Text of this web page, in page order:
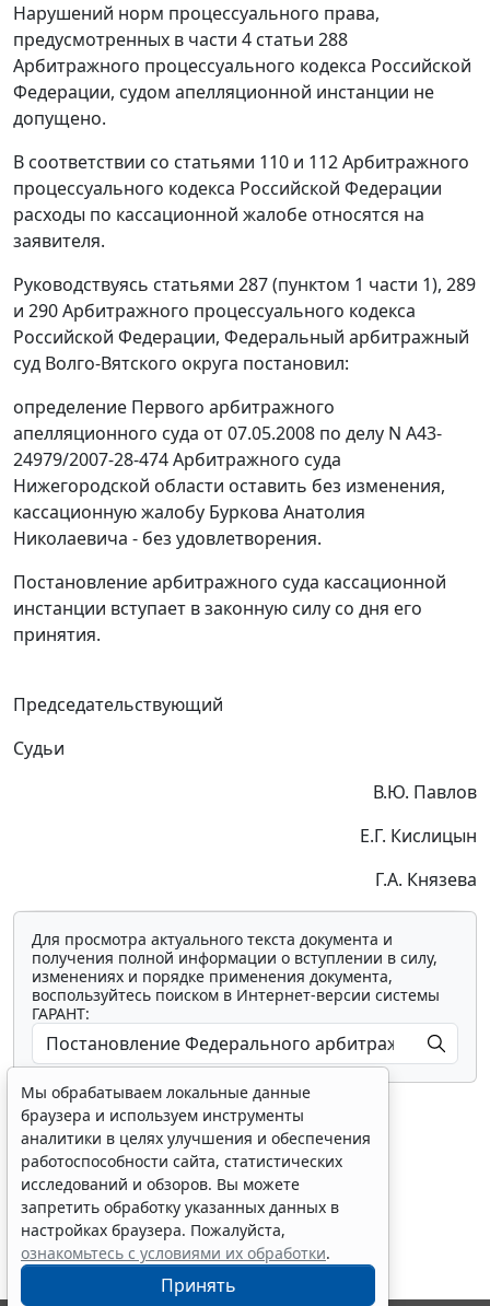
Нарушений норм процессуального права,
предусмотренных в части 4 статьи 288
Арбитражного процессуального кодекса Российской
Федерации, судом апелляционной инстанции не
допущено.
В соответствии со статьями 110 и 112Арбитражного
процессуального кодекса Российской Федерации
расходы по кассационной жалобе относятся на
заявителя.
Руководствуясь статьями 287 (пунктом 1 части 1), 289
и 290Арбитражного процессуального кодекса
Российской Федерации, Федеральный арбитражный
суд Волго-Вятского округа постановил:
определение Первого арбитражного
апелляционного суда от 07.05.2008 по делу N А43-
24979/2007-28-474 Арбитражного суда
Нижегородской области оставить без изменения,
кассационную жалобу Буркова Анатолия
Николаевича - без удовлетворения.
Постановление арбитражного суда кассационной
инстанции вступает в законную силу со дня его
принятия.
Председательствующий
Судьи
В.Ю. Павлов
Е.Г. Кислицын
Г.А. Князева
Для просмотра актуального текста документа и
получения полной информации о вступлении в силу,
изменениях и порядке применения документа,
воспользуйтесь поиском в Интернет-версии системы
ГАРАНТ:
Показать все материалы
Мы обрабатываем локальные данные
браузера и используем инструменты
аналитики в целях улучшения и обеспечения
работоспособности сайта, статистических
исследований и обзоров. Вы можете
запретить обработку указанных данных в
настройках браузера. Пожалуйста,
ознакомьтесь с условиями их обработки.
Принять